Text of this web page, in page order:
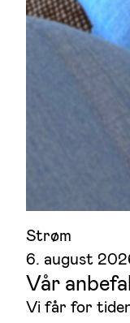
Strøm
6. august
Vår
Vi får for